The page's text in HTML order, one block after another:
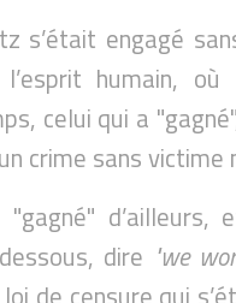
s’était engagé
humain, où
celui qui a
crime sans
d’ailleurs,
dire "we